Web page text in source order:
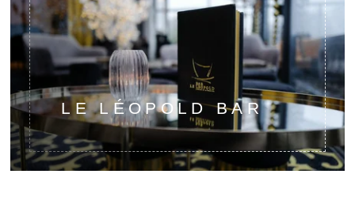
Initiation œnologique
LE LÉOPOLD BAR
Bar à cocktails et champagne